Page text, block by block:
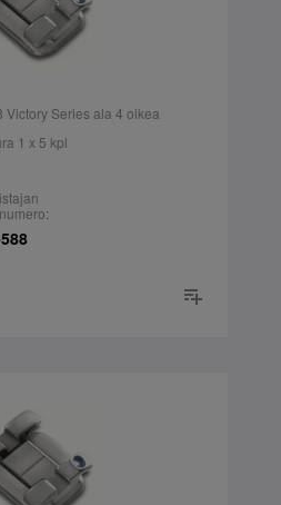
Series ala 4 oikea
1 x 5 kpl